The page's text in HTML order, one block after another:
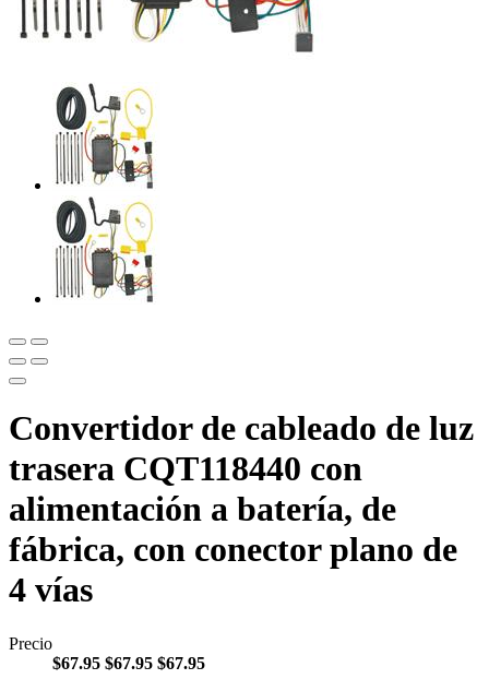
Convertidor de cableado de luz
trasera CQT118440 con
alimentación a batería, de
fábrica, con conector plano de
4 vías
Precio
$67.95 $67.95 $67.95